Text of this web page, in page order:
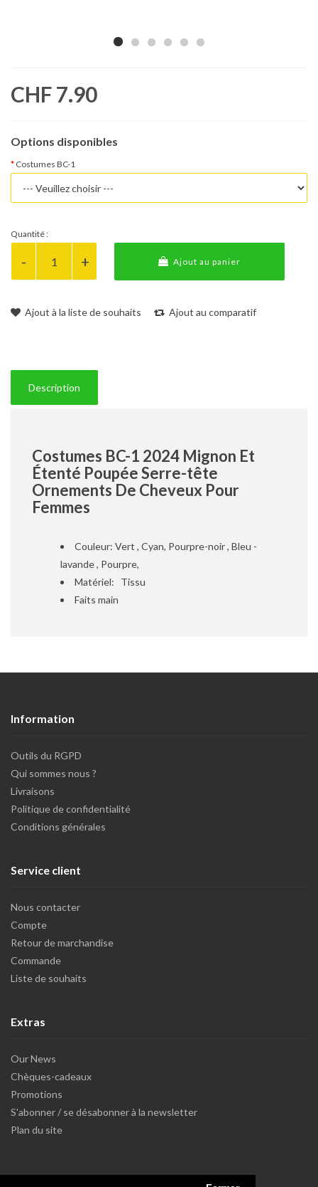
CHF 7.90
Options disponibles
Costumes BC-1
Quantité :
Ajout au panier
Ajout à la liste de souhaits Ajout au comparatif
Description
Costumes BC-1 2024 Mignon Et
Étenté Poupée Serre-tête
Ornements De Cheveux Pour
Femmes
Couleur: Vert , Cyan, Pourpre-noir , Bleu -
lavande , Pourpre,
Matériel: Tissu
Faits main
Information
Outils du RGPD
Qui sommes nous ?
Livraisons
Politique de confidentialité
Conditions générales
Service client
Nous contacter
Compte
Retour de marchandise
Commande
Liste de souhaits
Extras
Our News
Chèques-cadeaux
Promotions
S'abonner / se désabonner à la newsletter
Plan du site